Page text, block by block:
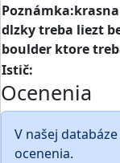
dlzky treba liezt
boulder ktore
Istič:
Ocenenia
V našej
ocenenia.